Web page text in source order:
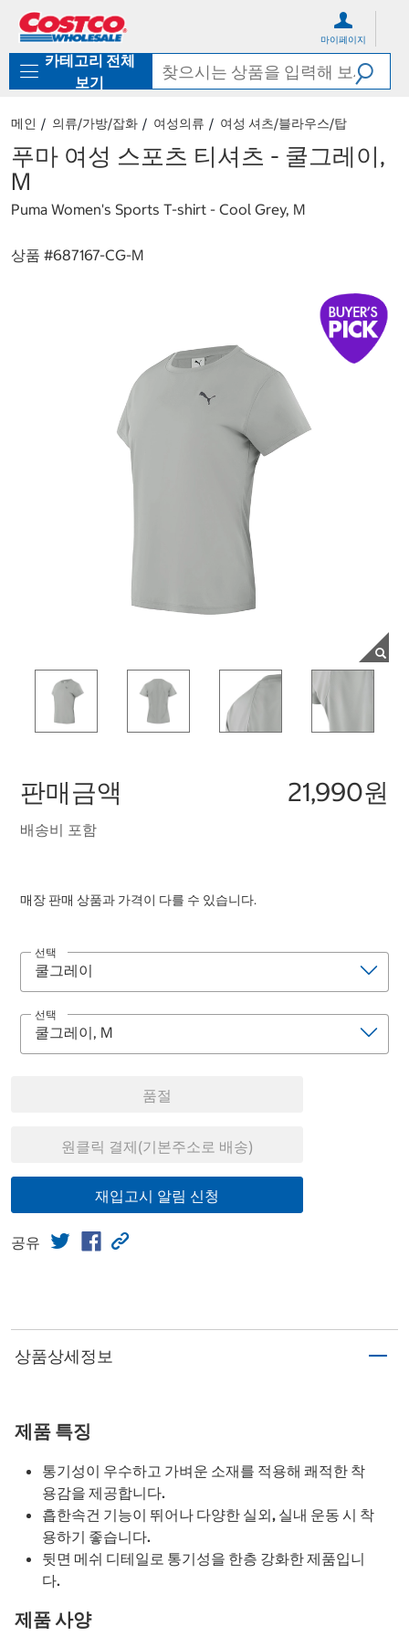
로
기
가
마이페이지
카테고리 전체
보기
메인 의류/가방/잡화 여성의류 여성 셔츠/블라우스/탑
푸마 여성 스포츠 티셔츠 - 쿨그레이,
M
Puma Women's Sports T-shirt - Cool Grey, M
상품 #687167-CG-M
판매금액 21,990원
배송비 포함
매장 판매 상품과 가격이 다를 수 있습니다.
선택
선택
품절
원클릭 결제(기본주소로 배송)
재입고시 알림 신청
공유
상품상세정보
제품 특징
통기성이 우수하고 가벼운 소재를 적용해 쾌적한 착
용감을 제공합니다.
흡한속건 기능이 뛰어나 다양한 실외, 실내 운동 시 착
용하기 좋습니다.
뒷면 메쉬 디테일로 통기성을 한층 강화한 제품입니
다.
제품 사양